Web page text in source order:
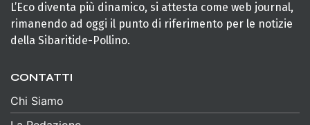
L’Eco diventa più dinamico, si attesta come web journal,
rimanendo ad oggi il punto di riferimento per le notizie
della Sibaritide-Pollino.
CONTATTI
Chi Siamo